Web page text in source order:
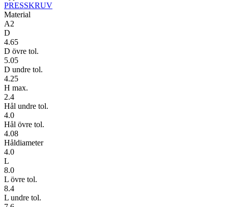
PRESSKRUV
Material
A2
D
4.65
D övre tol.
5.05
D undre tol.
4.25
H max.
2.4
Hål undre tol.
4.0
Hål övre tol.
4.08
Håldiameter
4.0
L
8.0
L övre tol.
8.4
L undre tol.